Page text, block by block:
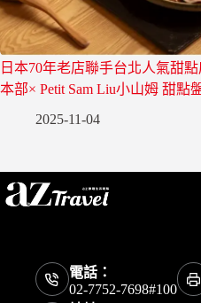
日本70年老店聯手台北人氣甜
本部× Petit Sam Liu小山姆 甜點
2025-11-04
電話：
02-7752-7698#100